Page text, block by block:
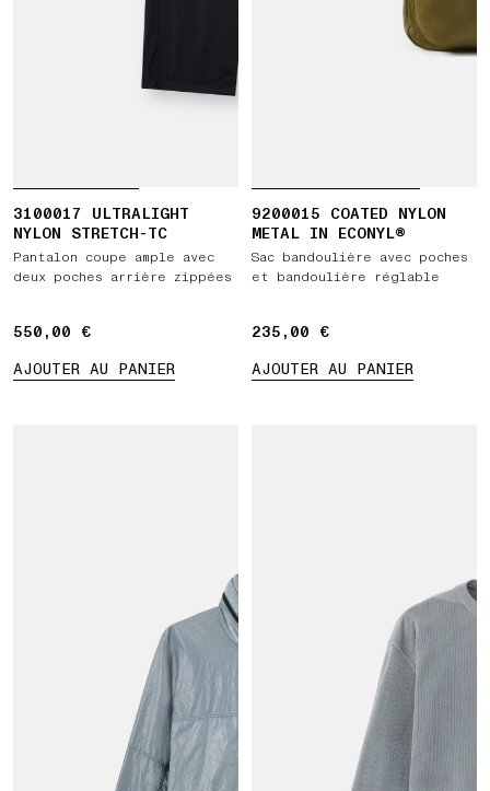
3100017 ULTRALIGHT
NYLON STRETCH-TC
Pantalon coupe ample avec
deux poches arrière zippées
550,00 €
550,00 €
AJOUTER AU PANIER
9200015 COATED NYLON
METAL IN ECONYL®
Sac bandoulière avec poches
et bandoulière réglable
235,00 €
235,00 €
AJOUTER AU PANIER